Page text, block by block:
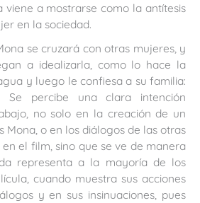
viene a mostrarse como la antítesis
en la sociedad.
se cruzará con otras mujeres, y
a idealizarla, como lo hace la
y luego le confiesa a su familia:
Se percibe una clara intención
no solo en la creación de un
Mona, o en los diálogos de las otras
el film, sino que se ve de manera
representa a la mayoría de los
cuando muestra sus acciones
y en sus insinuaciones, pues